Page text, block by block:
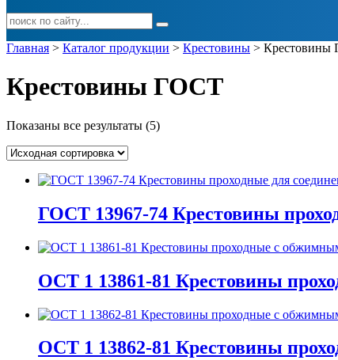
Главная > Каталог продукции > Крестовины >
Крестовины ГОСТ
Показаны все результаты (5)
ГОСТ 13967-74 Крестовины
ОСТ 1 13861-81 Крестовины
ОСТ 1 13862-81 Крестовины